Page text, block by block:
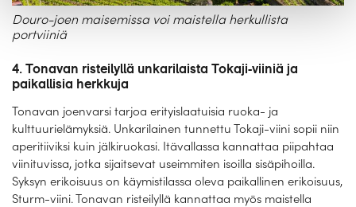
Douro-joen maisemissa voi maistella herkullista
portviiniä
4. Tonavan risteilyllä unkarilaista Tokaji-viiniä ja
paikallisia herkkuja
Tonavan joenvarsi tarjoa erityislaatuisia ruoka- ja
kulttuurielämyksiä. Unkarilainen tunnettu Tokaji-viini sopii niin
aperitiiviksi kuin jälkiruokasi. Itävallassa kannattaa piipahtaa
viinituvissa, jotka sijaitsevat useimmiten isoilla sisäpihoilla.
Syksyn erikoisuus on käymistilassa oleva paikallinen erikoisuus,
Sturm-viini. Tonavan risteilyllä kannattaa myös maistella